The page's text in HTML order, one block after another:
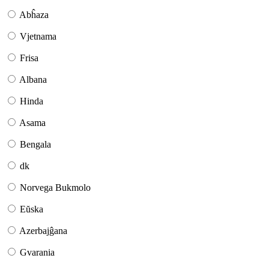
Abĥaza
Vjetnama
Frisa
Albana
Hinda
Asama
Bengala
dk
Norvega Bukmolo
Eŭska
Azerbajĝana
Gvarania